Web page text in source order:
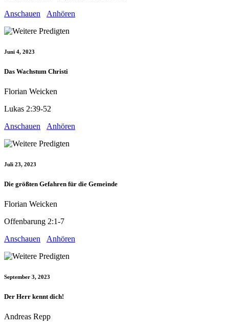
Anschauen
Anhören
Juni 4, 2023
Das Wachstum Christi
Florian Weicken
Lukas 2:39-52
Anschauen
Anhören
Juli 23, 2023
Die größten Gefahren für die Gemeinde
Florian Weicken
Offenbarung 2:1-7
Anschauen
Anhören
September 3, 2023
Der Herr kennt dich!
Andreas Repp